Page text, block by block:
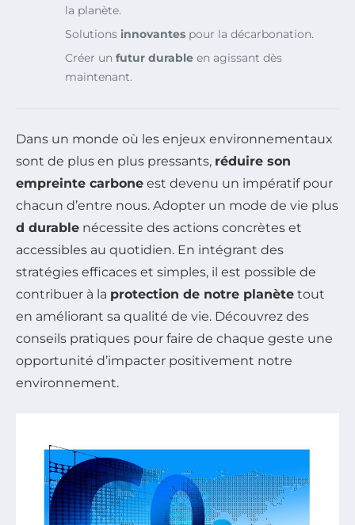
la planète.
Solutions innovantes pour la décarbonation.
Créer un futur durable en agissant dès
maintenant.
Dans un monde où les enjeux environnementaux
sont de plus en plus pressants, réduire son
empreinte carbone est devenu un impératif pour
chacun d’entre nous. Adopter un mode de vie plus
d durable nécessite des actions concrètes et
accessibles au quotidien. En intégrant des
stratégies efficaces et simples, il est possible de
contribuer à la protection de notre planète tout
en améliorant sa qualité de vie. Découvrez des
conseils pratiques pour faire de chaque geste une
opportunité d’impacter positivement notre
environnement.